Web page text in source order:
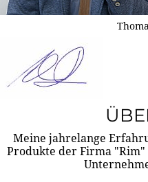
Meine jahrelange
Produkte der Firma "Rim"